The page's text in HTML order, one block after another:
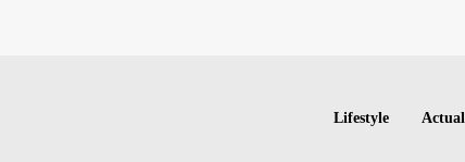
Lifestyle